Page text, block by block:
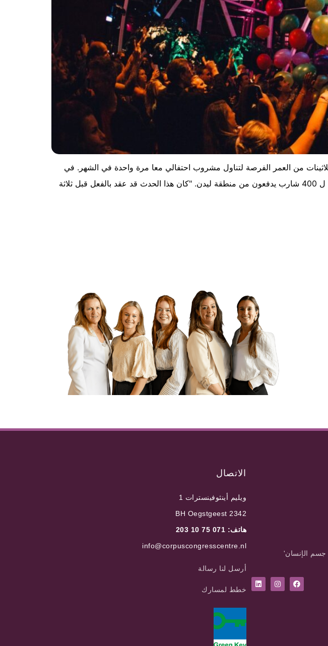
من العمر الفرصة لتناول مشروب احتفالي معا مرة واحدة في الشهر. في
يوم الجمعة 30 سبتمبر ، بين الساعة 19:00 و 01:00 ، فتح مركز مؤتمرات CORPUS أبوابه ل 400 شارب يدفعون من منطقة ليدن. "كان هذا الحدث قد عقد بالفعل قبل ثلاثة
الإنسان'
الاتصال
ويليم أينثوفينسترات 1
2342 BH Oegstgeest
هاتف: 071 75 10 20
3
info@corpuscongresscentre.nl
أرسل لنا رسالة
خطط لمسارك